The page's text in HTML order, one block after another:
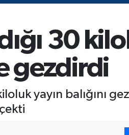
30
gezdirdi
yayın balığını